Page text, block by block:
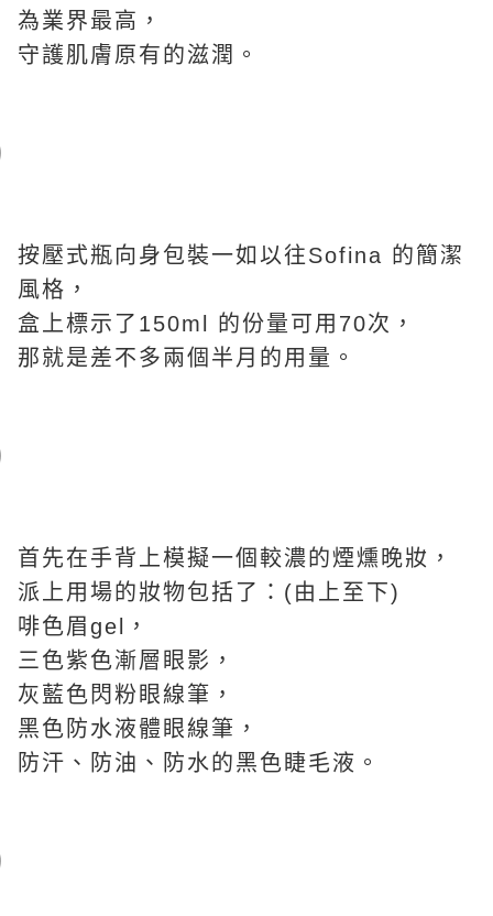
為業界最高，
守護肌膚原有的滋潤。
按壓式瓶向身包裝一如以往Sofina 的簡潔
風格，
盒上標示了150ml 的份量可用70次，
那就是差不多兩個半月的用量。
首先在手背上模擬一個較濃的煙燻晚妝，
派上用場的妝物包括了：(由上至下)
啡色眉gel，
三色紫色漸層眼影，
灰藍色閃粉眼線筆，
黑色防水液體眼線筆，
防汗、防油、防水的黑色睫毛液。